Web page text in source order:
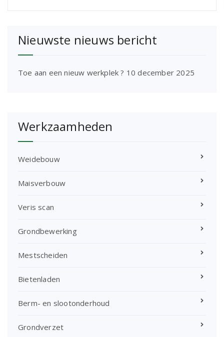
Nieuwste nieuws bericht
Toe aan een nieuw werkplek ? 10 december 2025
Werkzaamheden
Weidebouw
Maisverbouw
Veris scan
Grondbewerking
Mestscheiden
Bietenladen
Berm- en slootonderhoud
Grondverzet